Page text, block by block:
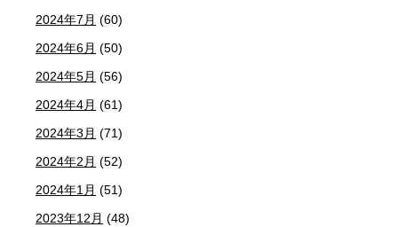
2024年7月 (60)
2024年6月 (50)
2024年5月 (56)
2024年4月 (61)
2024年3月 (71)
2024年2月 (52)
2024年1月 (51)
2023年12月 (48)